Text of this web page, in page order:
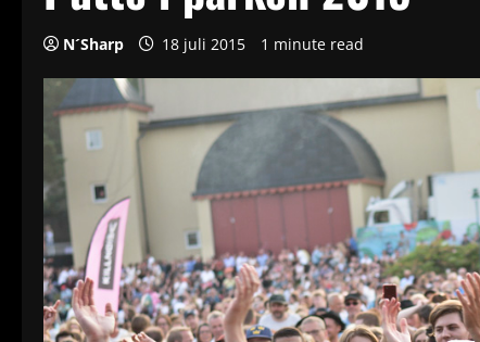
N´Sharp 18 juli 2015 1 minute read